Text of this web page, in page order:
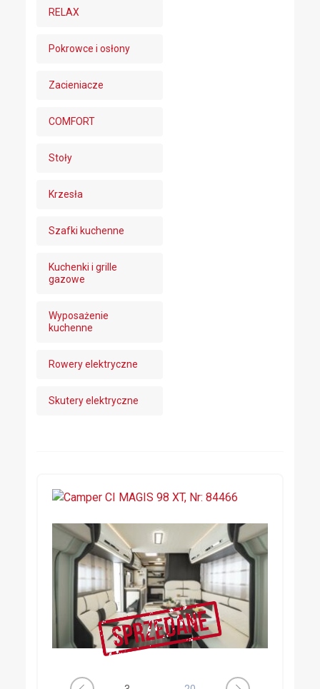
RELAX
Pokrowce i osłony
Zacieniacze
COMFORT
Stoły
Krzesła
Szafki kuchenne
Kuchenki i grille
gazowe
Wyposażenie
kuchenne
Rowery elektryczne
Skutery elektryczne